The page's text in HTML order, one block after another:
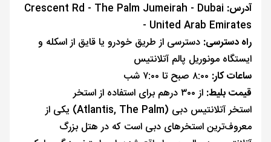
آدرس: Crescent Rd - The Palm Jumeirah - Dubai
- United Arab Emirates
راه دسترسی: دسترسی از طریق خودرو یا قایق از اسکله و
ایستگاه مونوریل پالم آتلانتیس
ساعات کار:
قیمت بلیط: از ۳۰۰ درهم برای استفاده از استخر
استخر آتلانتیس دبی (Atlantis, The Palm) یکی از
معروف‌ترین استخرهای دبی است که در هتل بزرگ